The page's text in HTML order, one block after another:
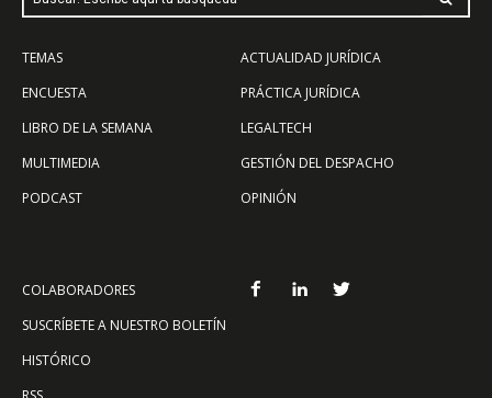
TEMAS
ENCUESTA
LIBRO DE LA SEMANA
MULTIMEDIA
PODCAST
ACTUALIDAD JURÍDICA
PRÁCTICA JURÍDICA
LEGALTECH
GESTIÓN DEL DESPACHO
OPINIÓN
COLABORADORES
SUSCRÍBETE A NUESTRO BOLETÍN
HISTÓRICO